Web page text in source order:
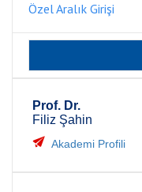
Özel Aralık Girişi
Prof. Dr.
Filiz Şahin
Akademi Profili